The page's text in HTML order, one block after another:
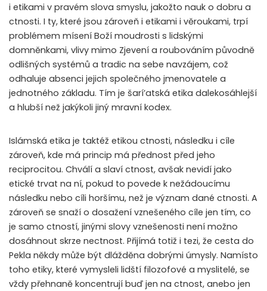
i etikami v pravém slova smyslu, jakožto nauk o dobru a
ctnosti. I ty, které jsou zároveň i etikami i věroukami, trpí
problémem mísení Boží moudrosti s lidskými
domněnkami, vlivy mimo Zjevení a roubováním původně
odlišných systémů a tradic na sebe navzájem, což
odhaluje absenci jejich společného jmenovatele a
jednotného základu. Tím je šarí’atská etika dalekosáhlejší
a hlubší než jakýkoli jiný mravní kodex.
Islámská etika je taktéž etikou ctnosti, následku i cíle
zároveň, kde má princip má přednost před jeho
reciprocitou. Chválí a slaví ctnost, avšak nevidí jako
etické trvat na ní, pokud to povede k nežádoucímu
následku nebo cíli horšímu, než je význam dané ctnosti. A
zároveň se snaží o dosažení vznešeného cíle jen tím, co
je samo ctností, jinými slovy vznešenosti není možno
dosáhnout skrze nectnost. Přijímá totiž i tezi, že cesta do
Pekla někdy může být dlážděna dobrými úmysly. Namísto
toho etiky, které vymysleli lidští filozofové a myslitelé, se
vždy přehnaně koncentrují buď jen na ctnost, anebo jen